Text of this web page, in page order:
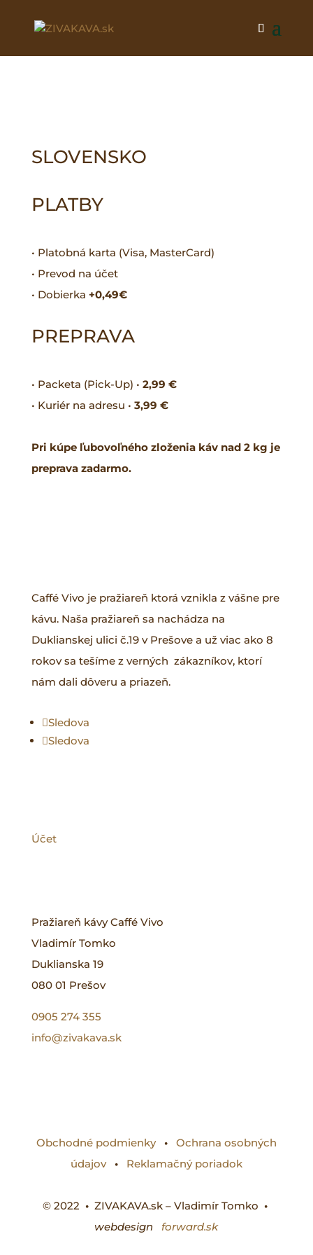
SLOVENSKO
PLATBY
• Platobná karta (Visa, MasterCard)
• Prevod na účet
• Dobierka +0,49€
PREPRAVA
• Packeta (Pick-Up) • 2,99 €
• Kuriér na adresu • 3,99 €
Pri kúpe ľubovoľného zloženia káv nad 2 kg je
preprava zadarmo.
Caffé Vivo je pražiareň ktorá vznikla z vášne pre
kávu. Naša pražiareň sa nachádza na
Duklianskej ulici č.19 v Prešove a už viac ako 8
rokov sa tešíme z verných zákazníkov, ktorí
nám dali dôveru a priazeň.
Sledova
Sledova
Účet
Pražiareň kávy Caffé Vivo
Vladimír Tomko
Duklianska 19
080 01 Prešov
0905 274 355
info@zivakava.sk
Obchodné podmienky •
Ochrana osobných
údajov
• Reklamačný poriadok
© 2022 • ZIVAKAVA.sk – Vladimír Tomko •
webdesign
forward.sk